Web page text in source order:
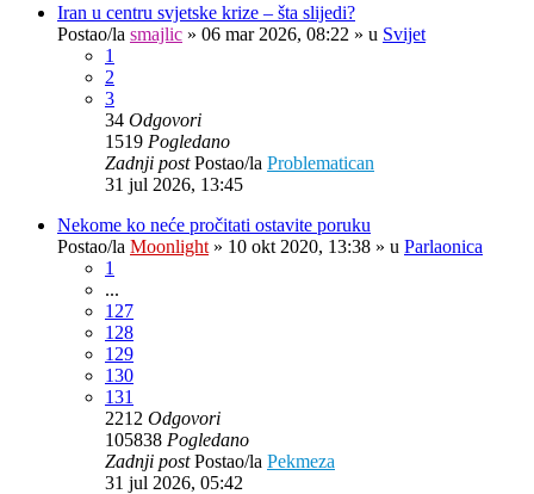
Iran u centru svjetske krize – šta slijedi?
Postao/la smajlic » 06 mar 2026, 08:22 » u Svijet
1
2
3
34 Odgovori
1519 Pogledano
Zadnji postPostao/la Problematican
31 jul 2026, 13:45
Nekome ko neće pročitati ostavite poruku
Postao/la Moonlight » 10 okt 2020, 13:38 » u Parlaonica
1
...
127
128
129
130
131
2212 Odgovori
105838 Pogledano
Zadnji postPostao/la Pekmeza
31 jul 2026, 05:42